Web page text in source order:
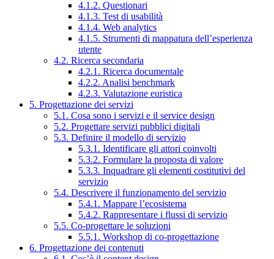
4.1.2. Questionari
4.1.3. Test di usabilità
4.1.4. Web analytics
4.1.5. Strumenti di mappatura dell’esperienza
utente
4.2. Ricerca secondaria
4.2.1. Ricerca documentale
4.2.2. Analisi benchmark
4.2.3. Valutazione euristica
5. Progettazione dei servizi
5.1. Cosa sono i servizi e il service design
5.2. Progettare servizi pubblici digitali
5.3. Definire il modello di servizio
5.3.1. Identificare gli attori coinvolti
5.3.2. Formulare la proposta di valore
5.3.3. Inquadrare gli elementi costitutivi del
servizio
5.4. Descrivere il funzionamento del servizio
5.4.1. Mappare l’ecosistema
5.4.2. Rappresentare i flussi di servizio
5.5. Co-progettare le soluzioni
5.5.1. Workshop di co-progettazione
6. Progettazione dei contenuti